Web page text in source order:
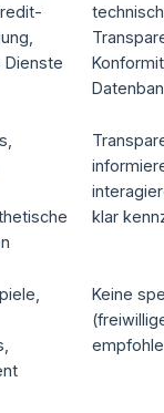
Dienste
klar
Keine